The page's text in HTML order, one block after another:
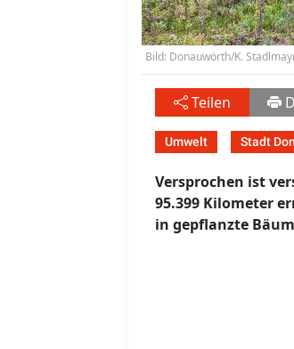
Bild: Donauwörth/K.
Teilen
Umwelt Stadt
Versprochen ist
95.399 Kilometer
in gepflanzte